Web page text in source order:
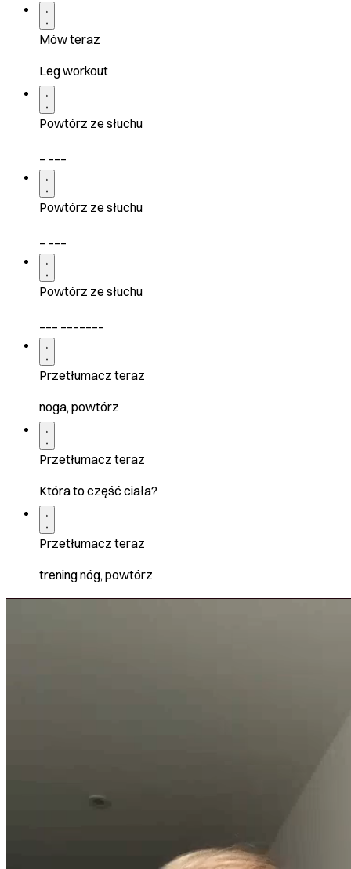
Mów teraz
Leg workout
Powtórz ze słuchu
Powtórz ze słuchu
Powtórz ze słuchu
Przetłumacz teraz
noga, powtórz
Przetłumacz teraz
Która to część ciała?
Przetłumacz teraz
trening nóg, powtórz